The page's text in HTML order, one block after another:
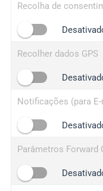
yip.su
iplogger.info
Recolha de
Recolher dados GPS
Notificações (para
Parâmetros Forward